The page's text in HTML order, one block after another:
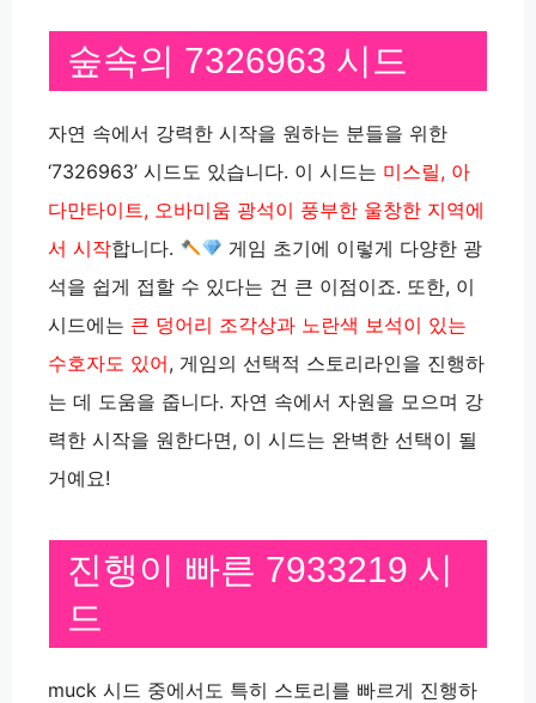
숲속의 7326963 시드
자연 속에서 강력한 시작을 원하는 분들을 위한
‘7326963’ 시드도 있습니다. 이 시드는 미스릴, 아
다만타이트, 오바미움 광석이 풍부한 울창한 지역에
서 시작합니다.
게임 초기에 이렇게 다양한 광
석을 쉽게 접할 수 있다는 건 큰 이점이죠. 또한, 이
시드에는 큰 덩어리 조각상과 노란색 보석이 있는
수호자도 있어, 게임의 선택적 스토리라인을 진행하
는 데 도움을 줍니다. 자연 속에서 자원을 모으며 강
력한 시작을 원한다면, 이 시드는 완벽한 선택이 될
거예요!
진행이 빠른 7933219 시
드
muck 시드 중에서도 특히 스토리를 빠르게 진행하